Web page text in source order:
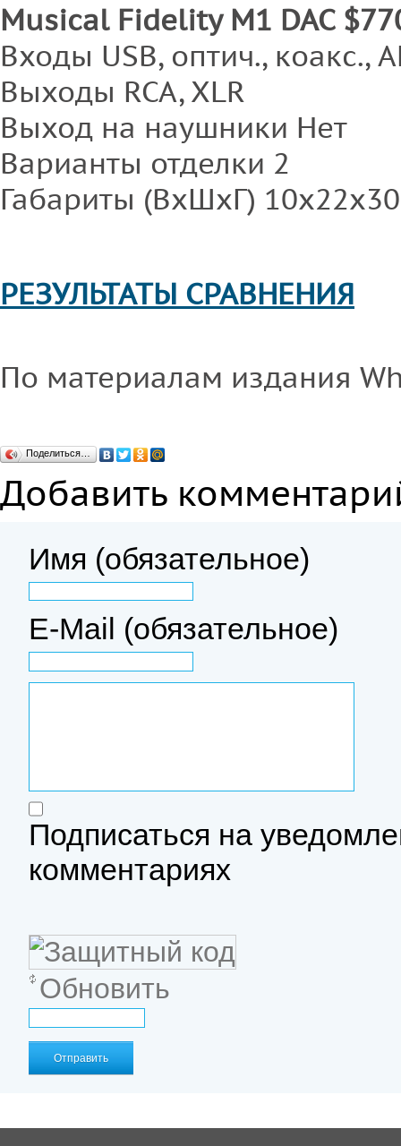
Musical Fidelity М1 DAC
Входы USB, оптич., коакс.,
Выходы RCA, XLR
Выход на наушники Нет
Варианты отделки 2
Габариты (ВхШхГ)
РЕЗУЛЬТАТЫ СРАВНЕНИЯ
По материалам издания
Поделиться…
Добавить
Имя (обязательное)
E-Mail (обязательное)
Подписаться на
комментариях
Обновить
Отправить